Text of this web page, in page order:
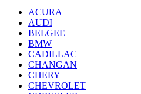
ACURA
AUDI
BELGEE
BMW
CADILLAC
CHANGAN
CHERY
CHEVROLET